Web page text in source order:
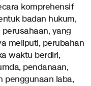
komprehensif
badan hukum,
yang
meliputi, perubahan
waktu berdiri,
pendanaan,
penggunaan laba,